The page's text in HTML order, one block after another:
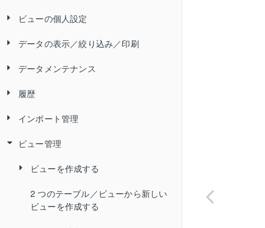
自分のパスワードを変更する
自分のパスワードをリセットする
二要素認証とは
自分の二要素認証を無効にする
二要素認証のトラブルシューティ
ログインに関するトラブルシューテ
削除）
ログイン ID を変更する
メンバーのパスワードを変更する
メンバーの二要素認証を無効にする
アカウントロックを設定／解除する
パスワードポリシーを設定する
IP アドレス制限を設定する
SAML 認証を設定する
ビューの個人設定
ビューを検索する
ビューをお気に入りに登録する
ビューの表示・非表示を切り替える
データの表示／絞り込み／印刷
ビューのデータを表示する
フィルターを使ってデータを絞り込
絞り込む
表示する項目の表示・非表示を切り
データを印刷する
データメンテナンス
データを追加する
データを編集する
複数のデータを編集する
データをごみ箱に移動する
ごみ箱のデータを元に戻す
履歴
履歴を確認する
履歴を追加する
履歴を編集する
履歴を削除する
インポート管理
データを一括で追加／更新（インポ
ート）して、インポート定義を保存
する
ビュー管理
ビューを作成する
日付条件（「今日」「昨日」「今
月」など）で表示するデータを絞
2 つのテーブル／ビューから新しい
ビューを作成する